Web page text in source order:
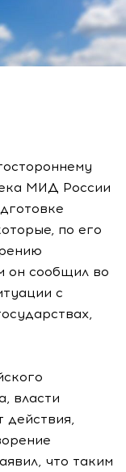
МИД России
по его
он сообщил во
с
власти
действия,
что таким